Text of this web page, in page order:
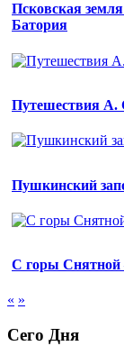
Псковская
Батория
Путешествия А.
Пушкинский
С горы Снятной
« »
Сего Дня